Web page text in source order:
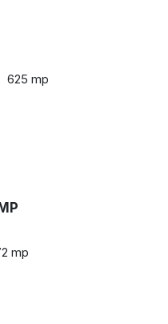
625 mp
mp